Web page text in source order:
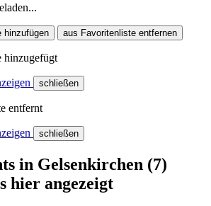
hinzufügen aus Favoritenliste entfernen
hinzugefügt
schließen
entfernt
schließen
in Gelsenkirchen (7)
hier angezeigt